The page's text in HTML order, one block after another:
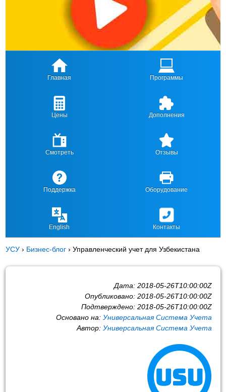
Главная Программы
Цены Дополнения
Смотреть Отзывы
Поддержка Оборудование
English Контакты
УСУ › Бизнес-блог ›Управленческий учет для Узбекистана
Дата: 2018-05-26T10:00:00Z
Опубликовано: 2018-05-26T10:00:00Z
Подтверждено: 2018-05-26T10:00:00Z
Основано на: Универсальная Система Учета
Автор: Универсальная Система Учета